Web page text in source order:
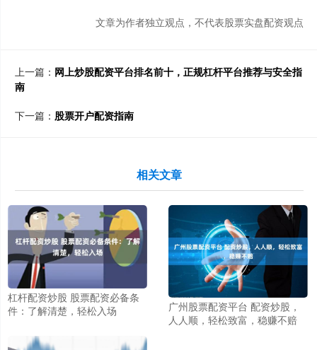
文章为作者独立观点，不代表股票实盘配资观点
上一篇： 网上炒股配资平台排名前十，正规杠杆平台推荐与安全指
南
下一篇： 股票开户配资指南
相关文章
杠杆配资炒股 股票配资必备条
件：了解清楚，轻松入场
广州股票配资平台 配资炒股，
人人顺，轻松致富，稳赚不赔